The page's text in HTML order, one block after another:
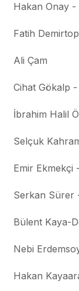
Hakan Onay -
Fatih
Ali Çam
Cihat Gökalp
İbrahim Halil
Selçuk
Emir Ekmekçi
Serkan Sürer
Bülent Kaya-
Nebi
Hakan